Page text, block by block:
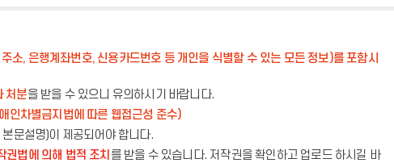
소, 은행계좌번호, 신용카드번호 등 개인을 식별할 수 있는 모든 정보)를 포함시
처분을 받을 수 있으니 유의하시기 바랍니다.
인차별금지법에 따른 웹접근성 준수)
문설명)이 제공되어야 합니다.
권법에 의해 법적 조치 를 받을 수 있습니다. 저작권을 확인하고 업로드 하시길 바